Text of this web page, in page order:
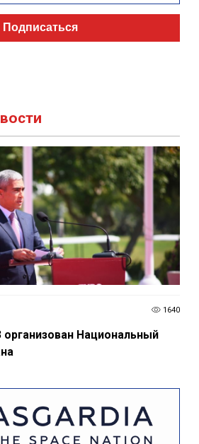
Подписаться
1640
организован Национальный